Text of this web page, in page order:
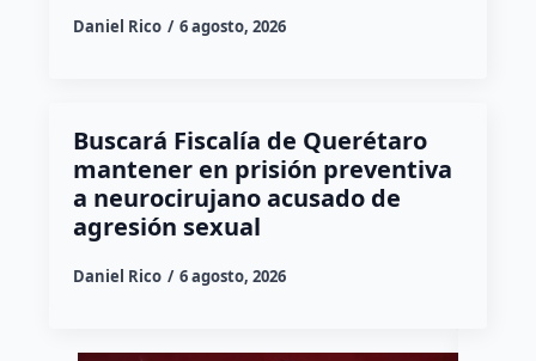
Daniel Rico 6 agosto, 2026
Buscará Fiscalía de Querétaro
mantener en prisión preventiva
a neurocirujano acusado de
agresión sexual
Daniel Rico 6 agosto, 2026